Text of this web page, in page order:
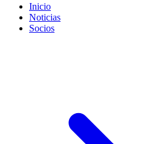
Inicio
Noticias
Socios